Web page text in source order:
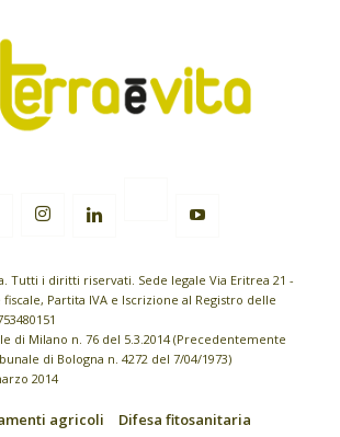
Tutti i diritti riservati. Sede legale Via Eritrea 21 -
Partita IVA e Iscrizione al Registro delle
di Milano n. 76 del 5.3.2014 (Precedentemente
di Bologna n. 4272 del 7/04/1973)
2014
agricoli
Difesa fitosanitaria